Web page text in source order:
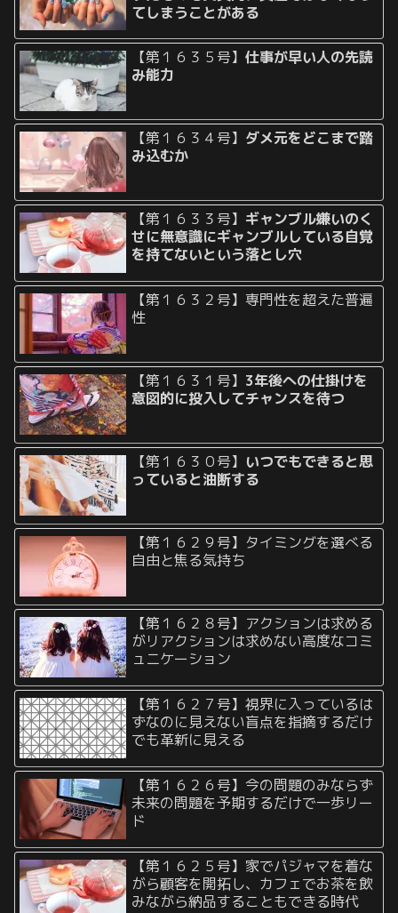
てしまうことがある
【第１６３５号】仕事が早い人の先読
み能力
【第１６３４号】 ダメ元をどこまで踏
み込むか
【第１６３３号】 ギャンブル嫌いのく
せに無意識にギャンブルしている自覚
を持てないという落とし穴
【第１６３２号】専門性を超えた普遍
性
【第１６３１号】 3年後への仕掛けを
意図的に投入してチャンスを待つ
【第１６３０号】 いつでもできると思
っていると油断する
【第１６２９号】タイミングを選べる
自由と焦る気持ち
【第１６２８号】アクションは求める
がリアクションは求めない高度なコミ
ュニケーション
【第１６２７号】視界に入っているは
ずなのに見えない盲点を指摘するだけ
でも革新に見える
【第１６２６号】今の問題のみならず
未来の問題を予期するだけで一歩リー
ド
【第１６２５号】家でパジャマを着な
がら顧客を開拓し、カフェでお茶を飲
みながら納品することもできる時代